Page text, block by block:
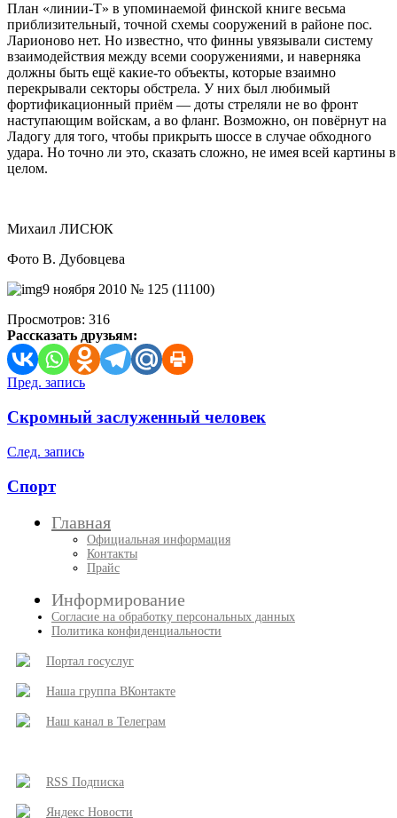
План «линии-Т» в упоминаемой финской книге весьма
приблизительный, точной схемы сооружений в районе пос.
Ларионово нет. Но известно, что финны увязывали систему
взаимодействия между всеми сооружениями, и наверняка
должны быть ещё какие-то объекты, которые взаимно
перекрывали секторы обстрела. У них был любимый
фортификационный приём — доты стреляли не во фронт
наступающим войскам, а во фланг. Возможно, он повёрнут на
Ладогу для того, чтобы прикрыть шоссе в случае обходного
удара. Но точно ли это, сказать сложно, не имея всей картины в
целом.
Михаил ЛИСЮК
Фото В. Дубовцева
9 ноября 2010 № 125 (11100)
Просмотров: 316
Рассказать друзьям:
Навигация
по
записям
Пред. запись
Скромный заслуженный человек
След. запись
Спорт
Главная
Официальная информация
Контакты
Прайс
Информирование
Согласие на обработку персональных данных
Политика конфиденциальности
Портал госуслуг
Наша группа ВКонтакте
Наш канал в Телеграм
RSS Подписка
Яндекс Новости